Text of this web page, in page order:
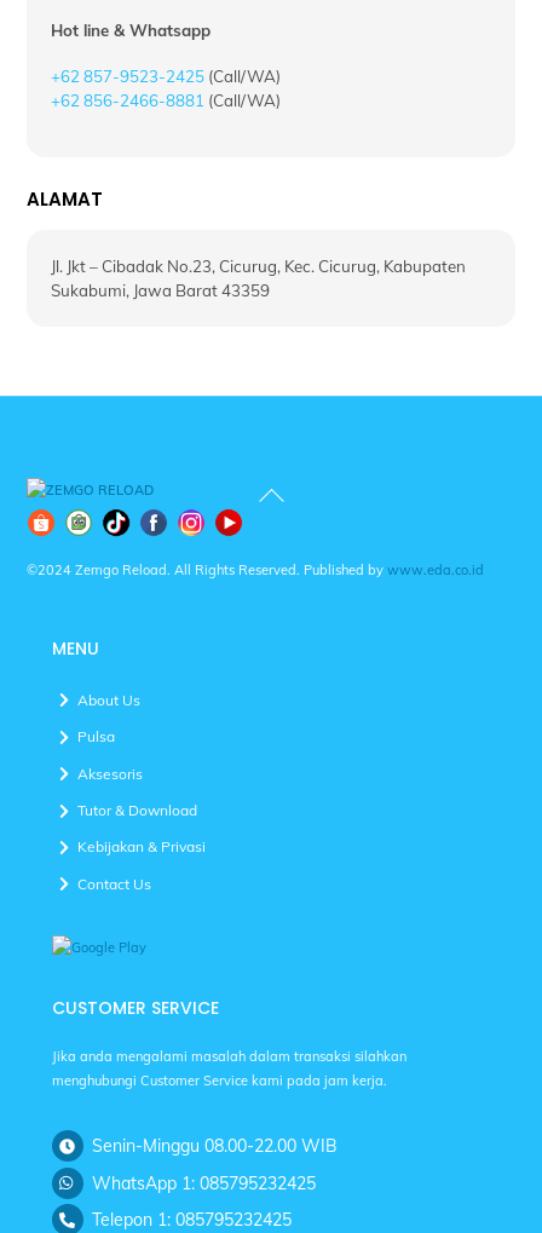
Hot line & Whatsapp
+62 857-9523-2425 (Call/WA)
+62 856-2466-8881 (Call/WA)
ALAMAT
Jl. Jkt – Cibadak No.23, Cicurug, Kec. Cicurug, Kabupaten
Sukabumi, Jawa Barat 43359
Back
©2024 Zemgo Reload. All Rights Reserved. Published bywww.eda.co.id
MENU
About Us
Pulsa
Aksesoris
Tutor & Download
Kebijakan & Privasi
Contact Us
CUSTOMER SERVICE
Jika anda mengalami masalah dalam transaksi silahkan
menghubungi Customer Service kami pada jam kerja.
Senin-Minggu 08.00-22.00 WIB
WhatsApp 1: 085795232425
Telepon 1: 085795232425